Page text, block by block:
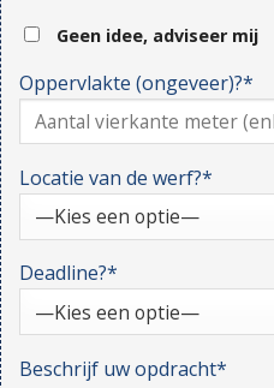
Geen idee, adviseer mij
Oppervlakte (ongeveer)?*
Locatie van de werf?*
Deadline?*
Beschrijf uw opdracht*